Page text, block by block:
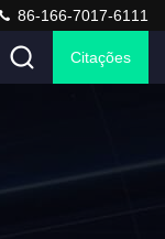
86-166-7017-6111
Citações